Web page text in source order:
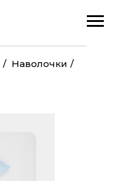
/ Наволочки /